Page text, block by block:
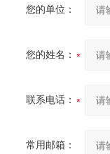
您的单位：
您的姓名：
联系电话：
常用邮箱：